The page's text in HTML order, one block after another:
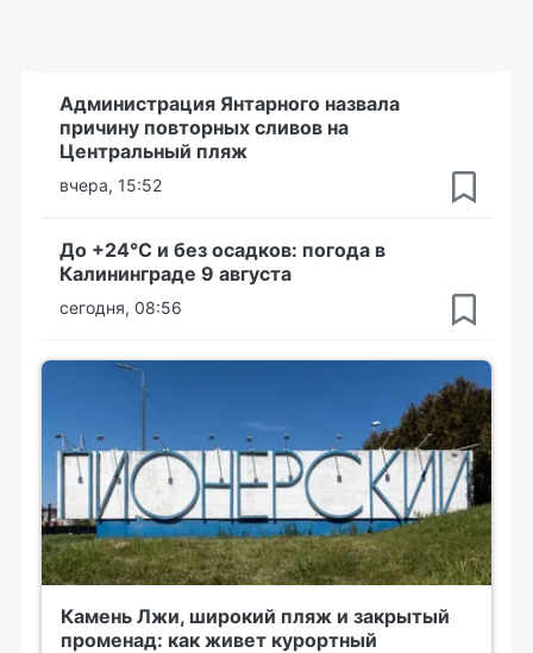
Администрация Янтарного назвала
причину повторных сливов на
Центральный пляж
вчера, 15:52
До +24°С и без осадков: погода в
Калининграде 9 августа
сегодня, 08:56
Камень Лжи, широкий пляж и закрытый
променад: как живет курортный